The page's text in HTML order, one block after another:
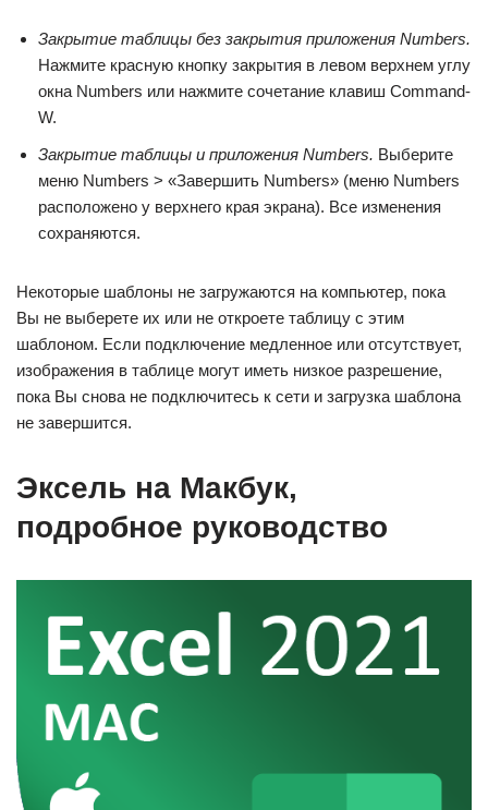
Закрытие таблицы без закрытия приложения Numbers.
Нажмите красную кнопку закрытия в левом верхнем углу
окна Numbers или нажмите сочетание клавиш Command-
W.
Закрытие таблицы и приложения Numbers. Выберите
меню Numbers > «Завершить Numbers» (меню Numbers
расположено у верхнего края экрана). Все изменения
сохраняются.
Некоторые шаблоны не загружаются на компьютер, пока
Вы не выберете их или не откроете таблицу с этим
шаблоном. Если подключение медленное или отсутствует,
изображения в таблице могут иметь низкое разрешение,
пока Вы снова не подключитесь к сети и загрузка шаблона
не завершится.
Эксель на Макбук,
подробное руководство